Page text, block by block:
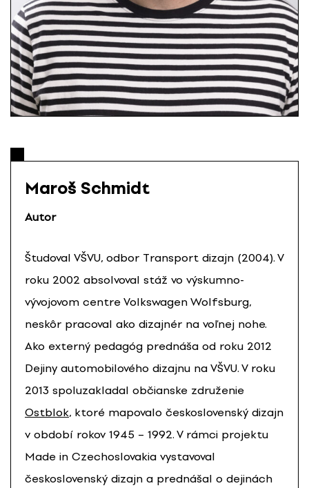
Maroš Schmidt
Autor
Študoval VŠVU, odbor Transport dizajn (2004). V
roku 2002 absolvoval stáž vo výskumno-
vývojovom centre Volkswagen Wolfsburg,
neskôr pracoval ako dizajnér na voľnej nohe.
Ako externý pedagóg prednáša od roku 2012
Dejiny automobilového dizajnu na VŠVU. V roku
2013 spoluzakladal občianske združenie
Ostblok, ktoré mapovalo československý dizajn
v období rokov 1945 – 1992. V rámci projektu
Made in Czechoslovakia vystavoval
československý dizajn a prednášal o dejinách